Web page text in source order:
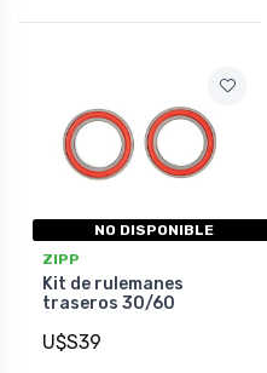
NO DISPONIBLE
ZIPP
Kit de rulemanes
traseros 30/60
U$S39